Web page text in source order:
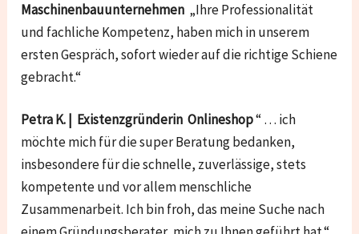
Maschinenbauunternehmen „Ihre Professionalität
und fachliche Kompetenz, haben mich in unserem
ersten Gespräch, sofort wieder auf die richtige Schiene
gebracht.“
Petra K. | Existenzgründerin Onlineshop“ … ich
möchte mich für die super Beratung bedanken,
insbesondere für die schnelle, zuverlässige, stets
kompetente und vor allem menschliche
Zusammenarbeit. Ich bin froh, das meine Suche nach